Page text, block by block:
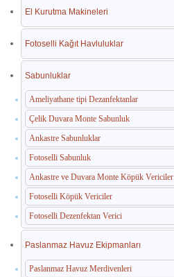
El Kurutma Makineleri
Fotoselli Kağıt Havluluklar
Sabunluklar
Ameliyathane tipi Dezanfektanlar
Çelik Duvara Monte Sabunluk
Ankastre Sabunluklar
Fotoselli Sabunluk
Ankastre ve Duvara Monte Köpük Vericiler
Fotoselli Köpük Vericiler
Fotoselli Dezenfektan Verici
Paslanmaz Havuz Ekipmanları
Paslanmaz Havuz Merdivenleri